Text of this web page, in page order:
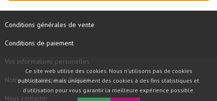
Conditions générales de vente
Conditions de paiement
Vos informations personelles
Notre programme de fidélité
Nous contacter
Ce site web utilise des cookies. Nous n'utilisons pas de cookies
publicitaires, mais uniquement des cookies à des fins statistiques et
d'utilisation pour vous garantir la meilleure expérience possible.